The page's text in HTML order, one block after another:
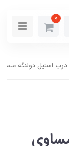
0
درب استیل دولنگه